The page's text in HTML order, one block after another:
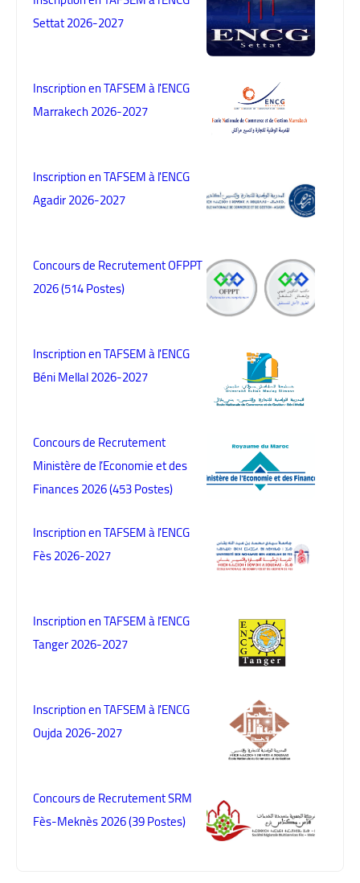
Settat 2026-2027
Inscription en TAFSEM à l'ENCG
Marrakech 2026-2027
Inscription en TAFSEM à l'ENCG
Agadir 2026-2027
Concours de Recrutement OFPPT
2026 (514 Postes)
Inscription en TAFSEM à l'ENCG
Béni Mellal 2026-2027
Concours de Recrutement
Ministère de l’Economie et des
Finances 2026 (453 Postes)
Inscription en TAFSEM à l'ENCG
Fès 2026-2027
Inscription en TAFSEM à l'ENCG
Tanger 2026-2027
Inscription en TAFSEM à l'ENCG
Oujda 2026-2027
Concours de Recrutement SRM
Fès-Meknès 2026 (39 Postes)